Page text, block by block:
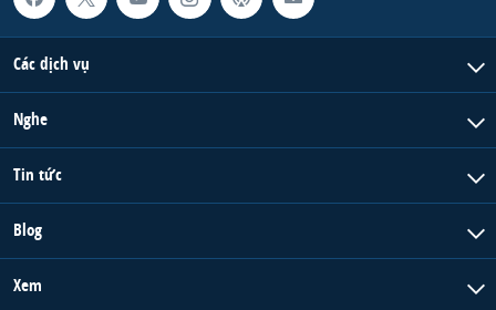
Các dịch vụ
Nghe
Tin tức
Blog
Xem